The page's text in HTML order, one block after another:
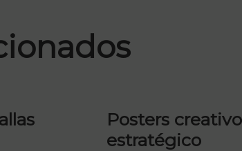
Posters
estratégico